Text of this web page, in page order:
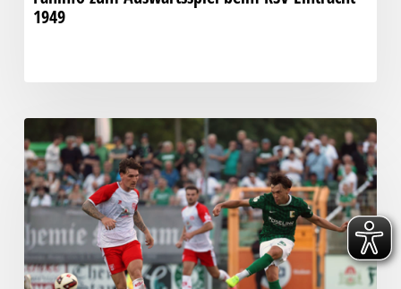
1949
Pleite:
Chemie
kassiert
späten
Knockout
gegen
Halle